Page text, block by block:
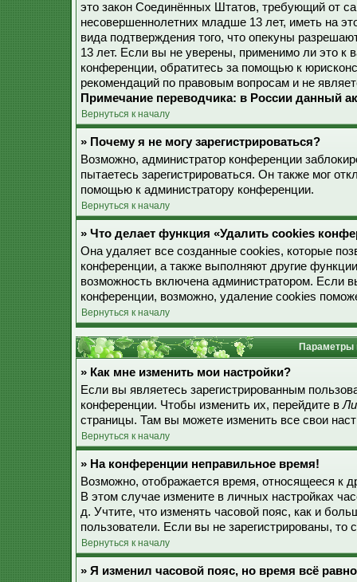
это закон Соединённых Штатов, требующий от
несовершеннолетних младше 13 лет, иметь на
вида подтверждения того, что опекуны
13 лет. Если вы не уверены, применимо ли это к
конференции, обратитесь за помощью к
рекомендаций по правовым вопросам и не
Примечание переводчика: в России данный
Вернуться к началу
» Почему я не могу зарегистрироваться?
Возможно, администратор конференции
пытаетесь зарегистрироваться. Он также мог
помощью к администратору конференции.
Вернуться к началу
» Что делает функция «Удалить cookies
Она удаляет все созданные cookies, которые
конференции, а также выполняют другие
возможность включена администратором. Если
конференции, возможно, удаление cookies
Вернуться к началу
Параметры
» Как мне изменить мои настройки?
Если вы являетесь зарегистрированным
конференции. Чтобы изменить их, перейдите в
страницы. Там вы можете изменить все свои
Вернуться к началу
» На конференции неправильное время!
Возможно, отображается время, относящееся к
В этом случае измените в личных настройках
д. Учтите, что изменять часовой пояс, как и
пользователи. Если вы не зарегистрированы, то
Вернуться к началу
» Я изменил часовой пояс, но время всё